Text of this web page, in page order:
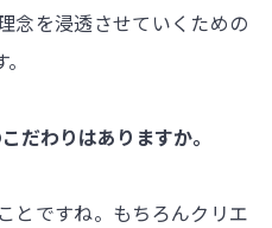
念を浸透させていくための
だわりはありますか。
とですね。もちろんクリエ